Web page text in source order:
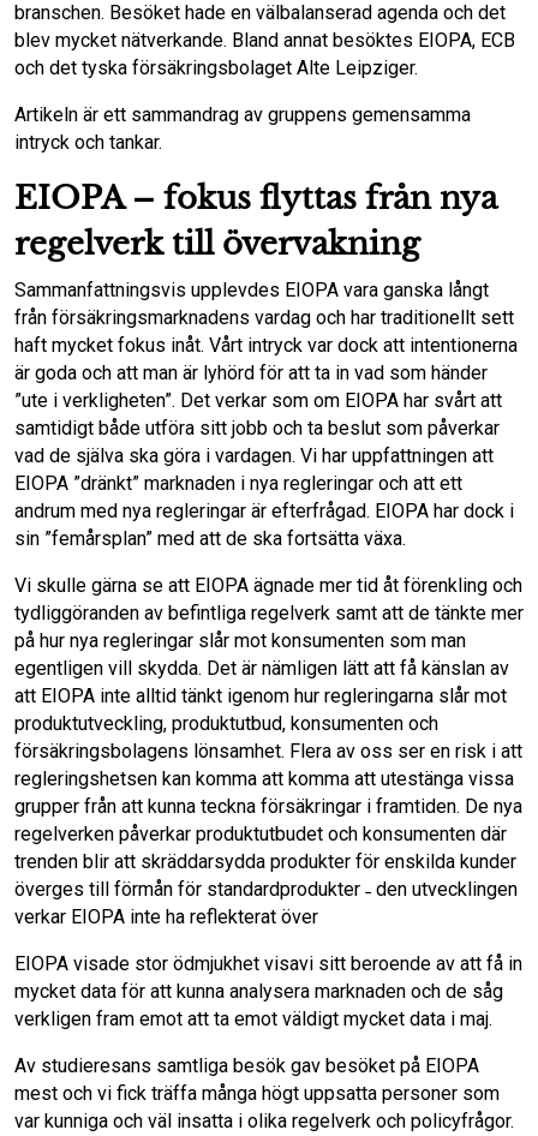
b
o
k
t l e
n
branschen. Besöket hade en välbalanserad agenda och det
blev mycket nätverkande. Bland annat besöktes EIOPA, ECB
och det tyska försäkringsbolaget Alte Leipziger.
Artikeln är ett sammandrag av gruppens gemensamma
intryck och tankar.
EIOPA – fokus flyttas från nya
regelverk till övervakning
Sammanfattningsvis upplevdes EIOPA vara ganska långt
från försäkringsmarknadens vardag och har traditionellt sett
haft mycket fokus inåt. Vårt intryck var dock att intentionerna
är goda och att man är lyhörd för att ta in vad som händer
”ute i verkligheten”. Det verkar som om EIOPA har svårt att
samtidigt både utföra sitt jobb och ta beslut som påverkar
vad de själva ska göra i vardagen. Vi har uppfattningen att
EIOPA ”dränkt” marknaden i nya regleringar och att ett
andrum med nya regleringar är efterfrågad. EIOPA har dock i
sin ”femårsplan” med att de ska fortsätta växa.
Vi skulle gärna se att EIOPA ägnade mer tid åt förenkling och
tydliggöranden av befintliga regelverk samt att de tänkte mer
på hur nya regleringar slår mot konsumenten som man
egentligen vill skydda. Det är nämligen lätt att få känslan av
att EIOPA inte alltid tänkt igenom hur regleringarna slår mot
produktutveckling, produktutbud, konsumenten och
försäkringsbolagens lönsamhet. Flera av oss ser en risk i att
regleringshetsen kan komma att komma att utestänga vissa
grupper från att kunna teckna försäkringar i framtiden. De nya
regelverken påverkar produktutbudet och konsumenten där
trenden blir att skräddarsydda produkter för enskilda kunder
överges till förmån för standardprodukter ˗ den utvecklingen
verkar EIOPA inte ha reflekterat över
EIOPA visade stor ödmjukhet visavi sitt beroende av att få in
mycket data för att kunna analysera marknaden och de såg
verkligen fram emot att ta emot väldigt mycket data i maj.
Av studieresans samtliga besök gav besöket på EIOPA
mest och vi fick träffa många högt uppsatta personer som
var kunniga och väl insatta i olika regelverk och policyfrågor.